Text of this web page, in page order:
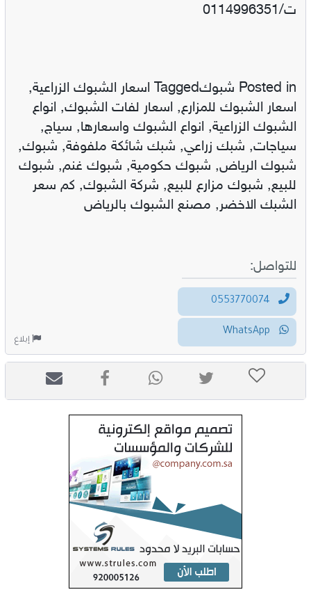
ت/0114996351
Posted in شبوكTagged اسعار الشبوك الزراعية,
اسعار الشبوك للمزارع, اسعار لفات الشبوك, انواع
الشبوك الزراعية, انواع الشبوك واسعارها, سياج,
سياجات, شبك زراعي, شبك شائكة ملفوفة, شبوك,
شبوك الرياض, شبوك حكومية, شبوك غنم, شبوك
للبيع, شبوك مزارع للبيع, شركة الشبوك, كم سعر
الشبك الاخضر, مصنع الشبوك بالرياض
للتواصل:
إبلاغ